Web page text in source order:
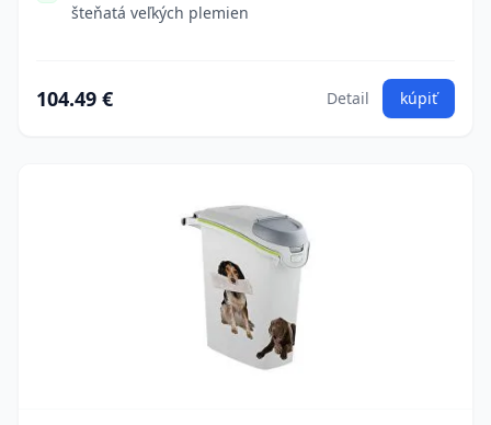
šteňatá veľkých plemien
104.49 € Detail kúpiť